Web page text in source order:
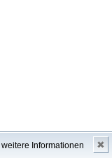
weitere Informationen ✖